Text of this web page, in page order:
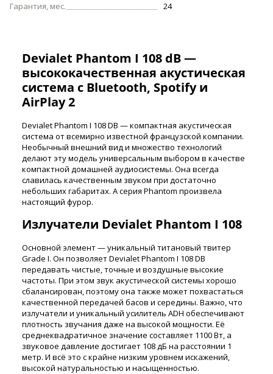
Гарантия, мес.
24
Devialet Phantom I 108 dB —
высококачественная акустическая
система с Bluetooth, Spotify и
AirPlay 2
Devialet Phantom I 108 DB — компактная акустическая
система от всемирно известной французской компании.
Необычный внешний вид и множество технологий
делают эту модель универсальным выбором в качестве
компактной домашней аудиосистемы. Она всегда
славилась качественным звуком при достаточно
небольших габаритах. А серия Phantom произвела
настоящий фурор.
Излучатели Devialet Phantom I 108
Основной элемент — уникальный титановый твитер
Grade I. Он позволяет Devialet Phantom I 108 DB
передавать чистые, точные и воздушные высокие
частоты. При этом звук акустической системы хорошо
сбалансирован, поэтому она также может похвастаться
качественной передачей басов и середины. Важно, что
излучатели и уникальный усилитель ADH обеспечивают
плотность звучания даже на высокой мощности. Её
среднеквадратичное значение составляет 1100 Вт, а
звуковое давление достигает 108 дБ на расстоянии 1
метр. И всё это с крайне низким уровнем искажений,
высокой натуральностью и насыщенностью.